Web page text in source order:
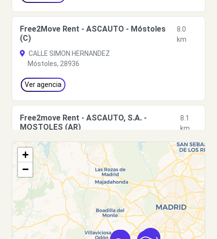
Free2Move Rent - ASCAUTO - Móstoles
(C)
8.0
km
CALLE SIMON HERNANDEZ
Móstoles, 28936
Ver agencia
Free2move Rent - ASCAUTO, S.A. -
MOSTOLES (AR)
8.1
km
CALLE SIMON HERNANDEZ
MOSTOLES, 28937
Ver agencia
Free2move Rent - ASCAUTO, S.A. -
MOSTOLES (FP)
8.1
km
CALLE SIMON HERNANDEZ
+
−